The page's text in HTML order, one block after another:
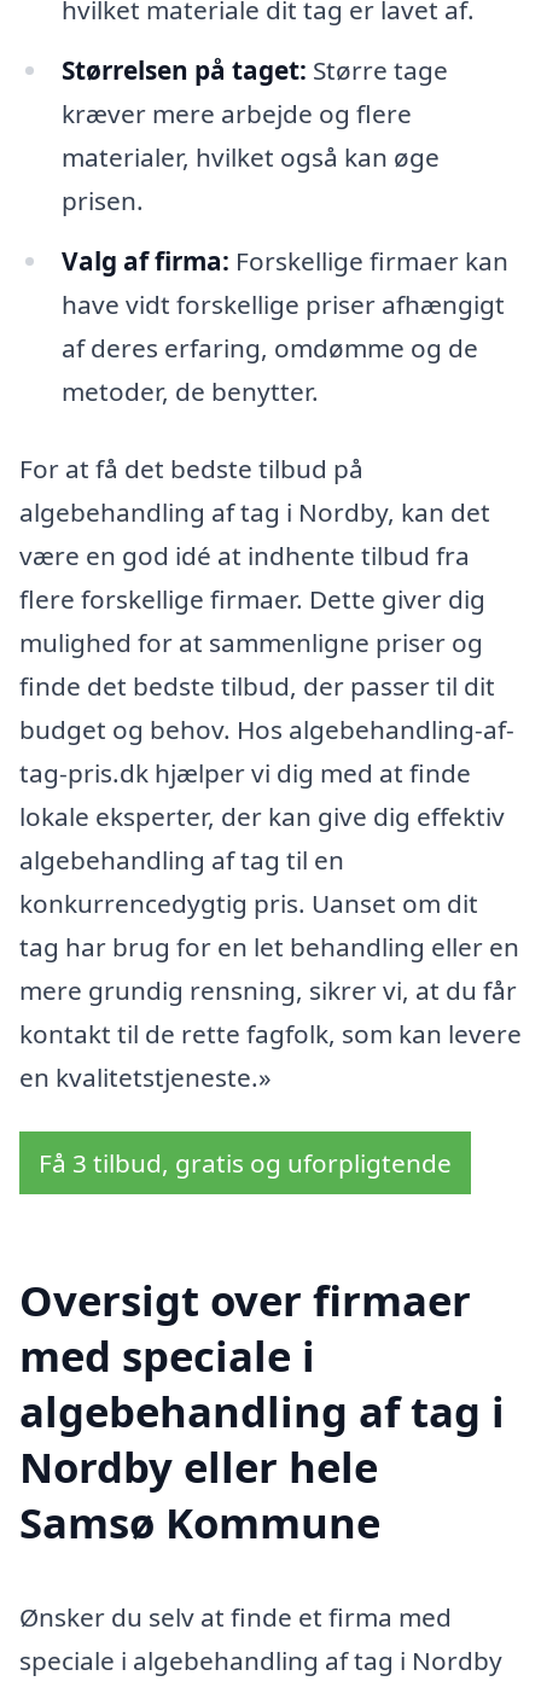
hvilket materiale dit tag er lavet af.
Størrelsen på taget: Større tage
kræver mere arbejde og flere
materialer, hvilket også kan øge
prisen.
Valg af firma: Forskellige firmaer kan
have vidt forskellige priser afhængigt
af deres erfaring, omdømme og de
metoder, de benytter.
For at få det bedste tilbud på
algebehandling af tag i Nordby, kan det
være en god idé at indhente tilbud fra
flere forskellige firmaer. Dette giver dig
mulighed for at sammenligne priser og
finde det bedste tilbud, der passer til dit
budget og behov. Hos algebehandling-af-
tag-pris.dk hjælper vi dig med at finde
lokale eksperter, der kan give dig effektiv
algebehandling af tag til en
konkurrencedygtig pris. Uanset om dit
tag har brug for en let behandling eller en
mere grundig rensning, sikrer vi, at du får
kontakt til de rette fagfolk, som kan levere
en kvalitetstjeneste.»
Få 3 tilbud, gratis og uforpligtende
Oversigt over firmaer
med speciale i
algebehandling af tag i
Nordby eller hele
Samsø Kommune
Ønsker du selv at finde et firma med
speciale i algebehandling af tag i Nordby